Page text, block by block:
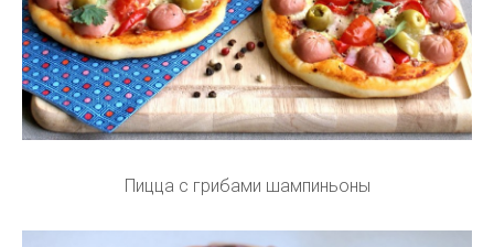
Пицца с грибами шампиньоны